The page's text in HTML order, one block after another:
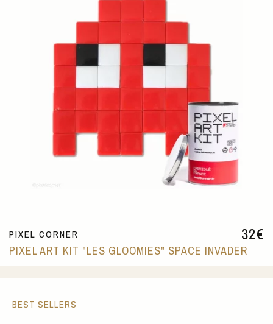
32€
PIXEL CORNER
PIXEL ART KIT "LES GLOOMIES" SPACE INVADER
BEST SELLERS